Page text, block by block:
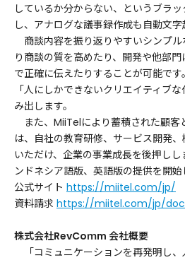
しているか分からない、というブラ
し、アナログな議事録作成も自動文字
商談内容を振り返りやすいシンプ
り商談の質を高めたり、開発や他部
で正確に伝えたりすることが可能で
「人にしかできないクリエイティブ
み出します。
また、MiiTelにより蓄積された顧客
は、自社の教育研修、サービス開発
いただけ、企業の事業成長を後押し
ンドネシア語版、英語版の提供を開始
公式サイト https://miitel.com/jp/
資料請求 https://miitel.com/jp/
株式会社RevCoｍm 会社概要
「コミュニケーションを再発明し